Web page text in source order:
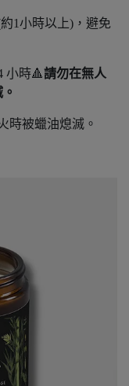
1小時以上)，避免
小時🔺請勿在無人
被蠟油熄滅。